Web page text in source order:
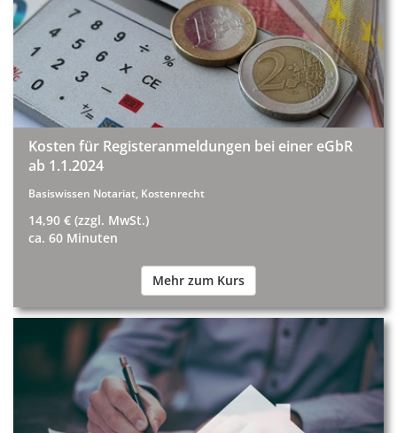
Kosten für Registeranmeldungen bei einer eGbR
ab 1.1.2024
Basiswissen Notariat, Kostenrecht
14,90 € (zzgl. MwSt.)
ca. 60 Minuten
Mehr zum Kurs